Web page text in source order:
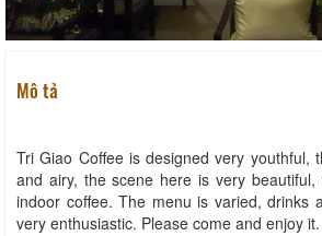
Mô tả
Tri Giao Coffee is designed very youthful,
and airy, the scene here is very
indoor coffee. The menu is varied, drinks
very enthusiastic. Please come and enjoy it.